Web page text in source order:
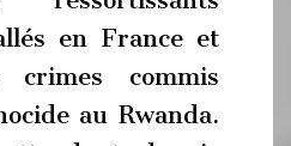
en France et
crimes commis
au Rwanda.